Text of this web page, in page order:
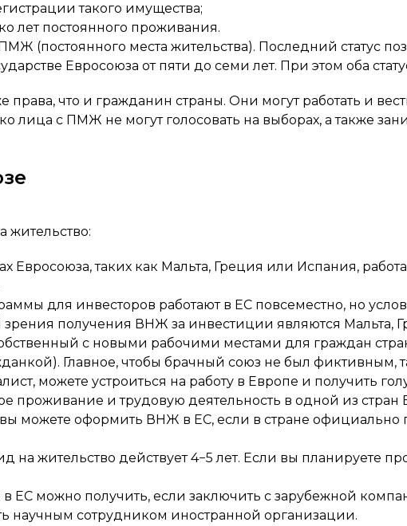
такого имущества;
лет постоянного проживания.
(постоянного места жительства). Последний статус
Евросоюза от пяти до семи лет. При этом оба
что и гражданин страны. Они могут работать и
лица с ПМЖ не могут голосовать на выборах, а также
жительство:
Евросоюза, таких как Мальта, Греция или Испания,
для инвесторов работают в ЕС повсеместно, но
получения ВНЖ за инвестиции являются Мальта,
с новыми рабочими местами для граждан
Главное, чтобы брачный союз не был фиктивным,
можете устроиться на работу в Европе и получить
проживание и трудовую деятельность в одной из стран
можете оформить ВНЖ в ЕС, если в стране официально
жительство действует 4−5 лет. Если вы планируете
ЕС можно получить, если заключить с зарубежной
научным сотрудником иностранной организации.